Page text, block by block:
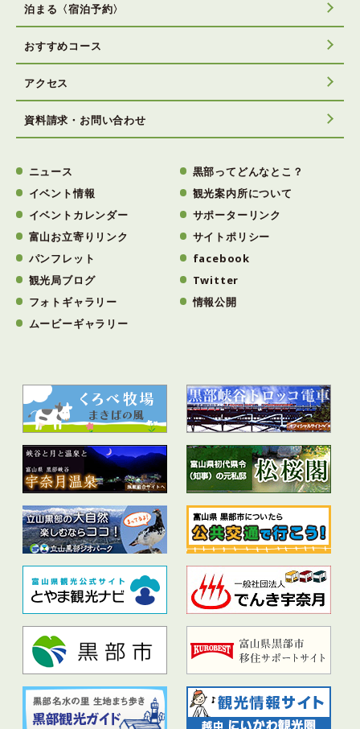
泊まる〈宿泊予約〉
おすすめコース
アクセス
資料請求・お問い合わせ
ニュース
イベント情報
イベントカレンダー
富山お立寄りリンク
パンフレット
観光局ブログ
フォトギャラリー
ムービーギャラリー
黒部ってどんなとこ？
観光案内所について
サポーターリンク
サイトポリシー
facebook
Twitter
情報公開